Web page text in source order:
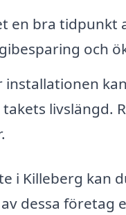
en bra tidpunkt
och
installationen
livslängd.
i Killeberg kan
dessa företag